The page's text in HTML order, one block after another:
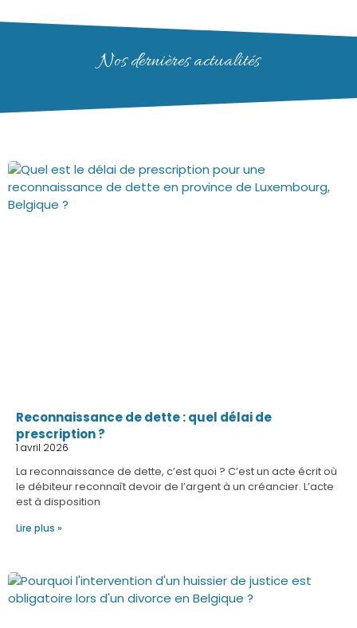
Nos dernières actualités
Reconnaissance de dette : quel délai de
prescription ?
1 avril 2026
La reconnaissance de dette, c’est quoi ? C’est un acte écrit où
le débiteur reconnaît devoir de l’argent à un créancier. L’acte
est à disposition
Lire plus »